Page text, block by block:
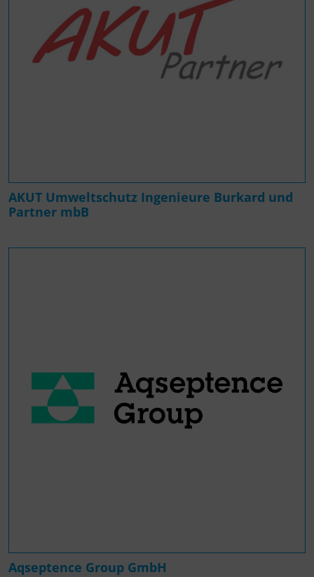
AKUT Umweltschutz Ingenieure Burkard und
Partner mbB
Aqseptence Group GmbH